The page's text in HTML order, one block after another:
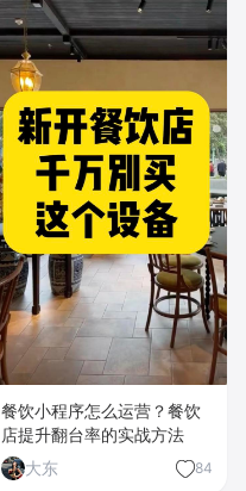
餐饮小程序怎么运营？餐饮
店提升翻台率的实战方法
大东
84